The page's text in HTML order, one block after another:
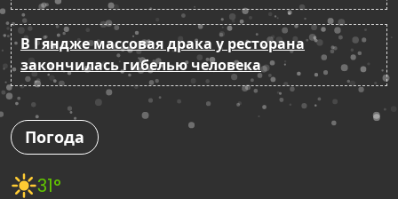
В Гяндже массовая драка у ресторана
закончилась гибелью человека
Погода
31°